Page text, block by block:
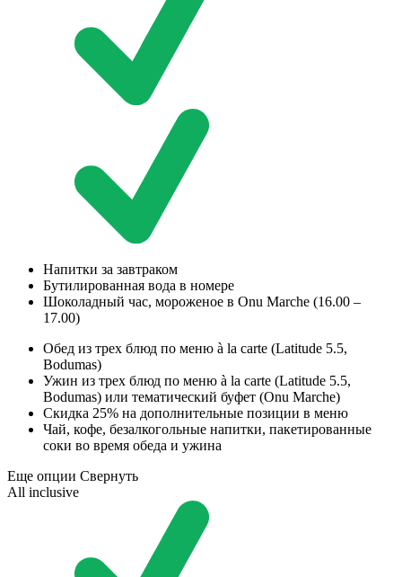
Напитки за завтраком
Бутилированная вода в номере
Шоколадный час, мороженое в Onu Marche (16.00 –
17.00)
Обед из трех блюд по меню à la carte (Latitude 5.5,
Bodumas)
Ужин из трех блюд по меню à la carte (Latitude 5.5,
Bodumas) или тематический буфет (Onu Marche)
Скидка 25% на дополнительные позиции в меню
Чай, кофе, безалкогольные напитки, пакетированные
соки во время обеда и ужина
Еще опции Свернуть
All inclusive